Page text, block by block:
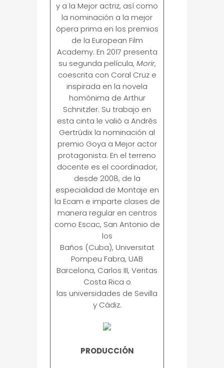
y a la Mejor actriz, así como
la nominación a la mejor
ópera prima en los premios
de la European Film
Academy. En 2017 presenta
su segunda película, Morir,
coescrita con Coral Cruz e
inspirada en la novela
homónima de Arthur
Schnitzler. Su trabajo en
esta cinta le valió a Andrés
Gertrúdix la nominación al
premio Goya a Mejor actor
protagonista. En el terreno
docente es el coordinador,
desde 2008, de la
especialidad de Montaje en
la Ecam e imparte clases de
manera regular en centros
como Escac, San Antonio de
los
Baños (Cuba), Universitat
Pompeu Fabra, UAB
Barcelona, Carlos III, Veritas
Costa Rica o
las universidades de Sevilla
y Cádiz.
PRODUCCIÓN